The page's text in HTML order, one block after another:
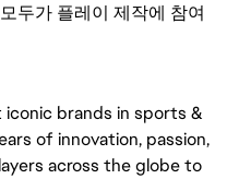
두가 플레이 제작에 참여
brands in sports &
of innovation, passion,
across the globe to